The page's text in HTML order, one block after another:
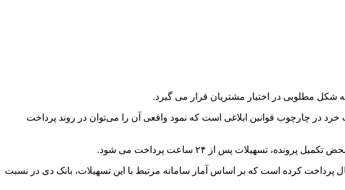
شکل مطلوبی در اختیار مشتریان قرار می گیرد.
در چارچوب قوانین ابلاغی است که نمود واقعی آن را می‌توان در روند پرداخت
پس از ۲۴ ساعت پرداخت می شود.
ماه، بانک دی ۳ هزار و ۵۱۸ فقره تسهیلات قرض‌الحسنه فرزندآوری به مبلغ هزار و ۳۱۶ میلیارد ریال پرداخت کرده است که بر اساس آمار سامانه مرتبط با این تسهیلات، بانک دی در نسبت